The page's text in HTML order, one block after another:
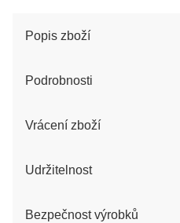
Popis zboží
Podrobnosti
Vrácení zboží
Udržitelnost
Bezpečnost výrobků